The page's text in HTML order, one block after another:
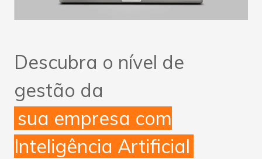
Descubra o nível de
gestão da
sua empresa com
Inteligência Artificial